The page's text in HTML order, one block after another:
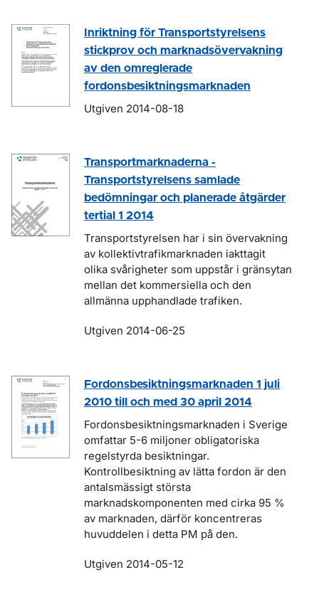
Inriktning för Transportstyrelsens
stickprov och marknadsövervakning
av den omreglerade
fordonsbesiktningsmarknaden
Utgiven 2014-08-18
Transportmarknaderna -
Transportstyrelsens samlade
bedömningar och planerade åtgärder
tertial 1 2014
Transportstyrelsen har i sin övervakning
av kollektivtrafikmarknaden iakttagit
olika svårigheter som uppstår i gränsytan
mellan det kommersiella och den
allmänna upphandlade trafiken.
Utgiven 2014-06-25
Fordonsbesiktningsmarknaden 1 juli
2010 till och med 30 april 2014
Fordonsbesiktningsmarknaden i Sverige
omfattar 5-6 miljoner obligatoriska
regelstyrda besiktningar.
Kontrollbesiktning av lätta fordon är den
antalsmässigt största
marknadskomponenten med cirka 95 %
av marknaden, därför koncentreras
huvuddelen i detta PM på den.
Utgiven 2014-05-12